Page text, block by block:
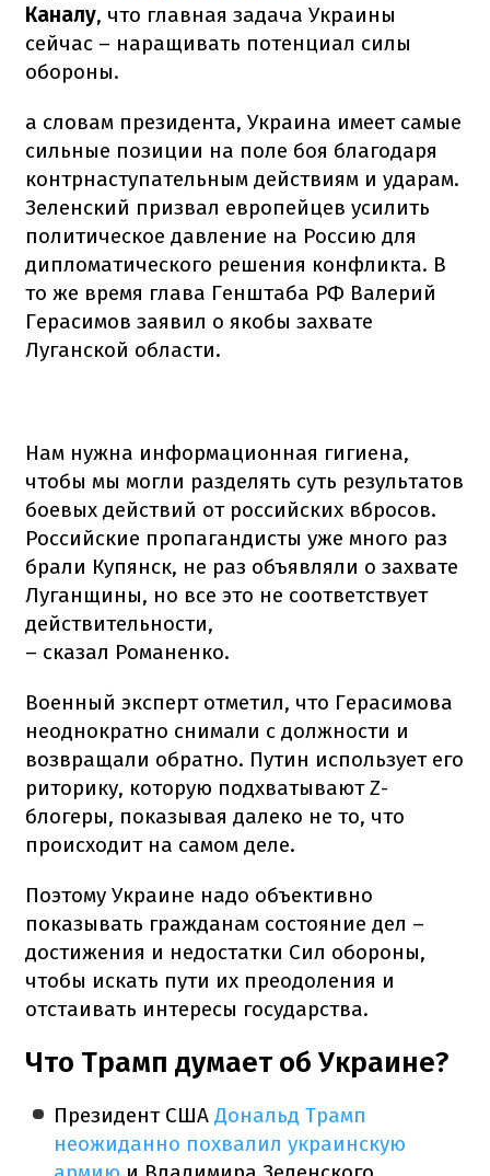
Каналу, что главная задача Украины
сейчас – наращивать потенциал силы
обороны.
а словам президента, Украина имеет самые
сильные позиции на поле боя благодаря
контрнаступательным действиям и ударам.
Зеленский призвал европейцев усилить
политическое давление на Россию для
дипломатического решения конфликта. В
то же время глава Генштаба РФ Валерий
Герасимов заявил о якобы захвате
Луганской области.
Нам нужна информационная гигиена,
чтобы мы могли разделять суть результатов
боевых действий от российских вбросов.
Российские пропагандисты уже много раз
брали Купянск, не раз объявляли о захвате
Луганщины, но все это не соответствует
действительности,
– сказал Романенко.
Военный эксперт отметил, что Герасимова
неоднократно снимали с должности и
возвращали обратно. Путин использует его
риторику, которую подхватывают Z-
блогеры, показывая далеко не то, что
происходит на самом деле.
Поэтому Украине надо объективно
показывать гражданам состояние дел –
достижения и недостатки Сил обороны,
чтобы искать пути их преодоления и
отстаивать интересы государства.
Что Трамп думает об Украине?
Президент СШАДональд Трамп
неожиданно похвалил украинскую